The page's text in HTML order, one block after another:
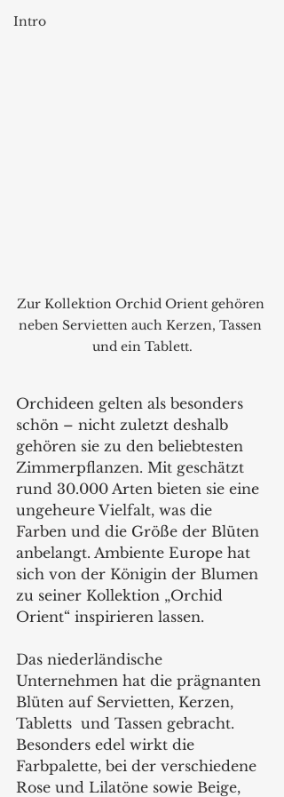
Intro
Zur Kollektion Orchid Orient gehören
neben Servietten auch Kerzen, Tassen
und ein Tablett.
Orchideen gelten als besonders
schön – nicht zuletzt deshalb
gehören sie zu den beliebtesten
Zimmerpflanzen. Mit geschätzt
rund 30.000 Arten bieten sie eine
ungeheure Vielfalt, was die
Farben und die Größe der Blüten
anbelangt. Ambiente Europe hat
sich von der Königin der Blumen
zu seiner Kollektion „Orchid
Orient“ inspirieren lassen.
Das niederländische
Unternehmen hat die prägnanten
Blüten auf Servietten, Kerzen,
Tabletts  und Tassen gebracht.
Besonders edel wirkt die
Farbpalette, bei der verschiedene
Rose und Lilatöne sowie Beige,